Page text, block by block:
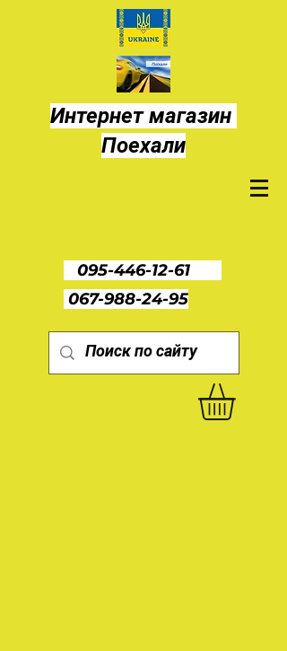
Интернет магазин
Поехали
095-446-12-61
067-988-24-95